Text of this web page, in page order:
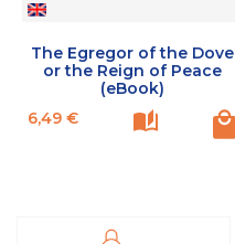
The Egregor of the Dove
or the Reign of Peace
(eBook)
Prix
6,49 €